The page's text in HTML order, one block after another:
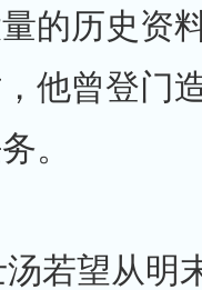
的历史资
他曾登门
。
若望从明